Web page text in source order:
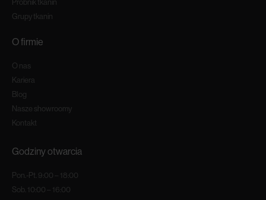
Próbnik tkanin
Grupy tkanin
O firmie
O nas
Kariera
Blog
Nasze showroomy
Kontakt
Godziny otwarcia
Pon.-Pt. 9:00 – 18:00
Sob. 10:00 – 16:00